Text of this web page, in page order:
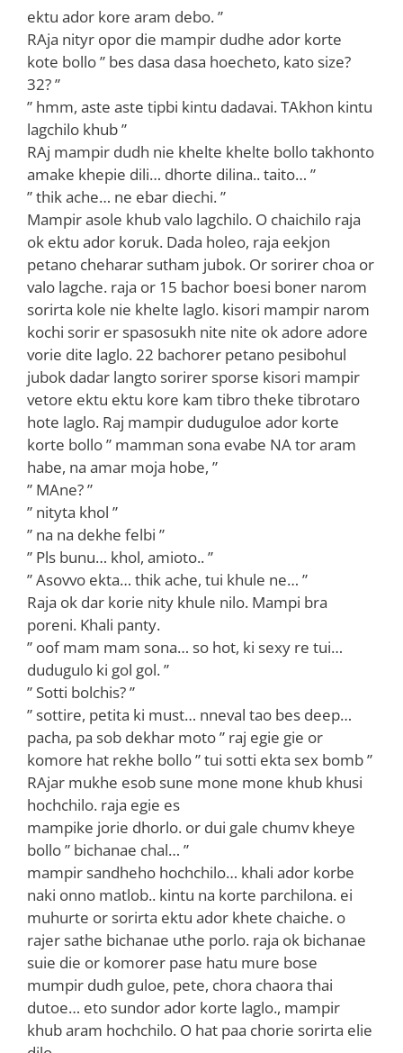
ektu ador kore aram debo. ”
RAja nityr opor die mampir dudhe ador korte
kote bollo ” bes dasa dasa hoecheto, kato size?
32? ”
” hmm, aste aste tipbi kintu dadavai. TAkhon kintu
lagchilo khub ”
RAj mampir dudh nie khelte khelte bollo takhonto
amake khepie dili… dhorte dilina.. taito… ”
” thik ache… ne ebar diechi. ”
Mampir asole khub valo lagchilo. O chaichilo raja
ok ektu ador koruk. Dada holeo, raja eekjon
petano cheharar sutham jubok. Or sorirer choa or
valo lagche. raja or 15 bachor boesi boner narom
sorirta kole nie khelte laglo. kisori mampir narom
kochi sorir er spasosukh nite nite ok adore adore
vorie dite laglo. 22 bachorer petano pesibohul
jubok dadar langto sorirer sporse kisori mampir
vetore ektu ektu kore kam tibro theke tibrotaro
hote laglo. Raj mampir duduguloe ador korte
korte bollo ” mamman sona evabe NA tor aram
habe, na amar moja hobe, ”
” MAne? ”
” nityta khol ”
” na na dekhe felbi ”
” Pls bunu… khol, amioto.. ”
” Asovvo ekta… thik ache, tui khule ne… ”
Raja ok dar korie nity khule nilo. Mampi bra
poreni. Khali panty.
” oof mam mam sona… so hot, ki sexy re tui…
dudugulo ki gol gol. ”
” Sotti bolchis? ”
” sottire, petita ki must… nneval tao bes deep…
pacha, pa sob dekhar moto ” raj egie gie or
komore hat rekhe bollo ” tui sotti ekta sex bomb ”
RAjar mukhe esob sune mone mone khub khusi
hochchilo. raja egie es
mampike jorie dhorlo. or dui gale chumv kheye
bollo ” bichanae chal… ”
mampir sandheho hochchilo… khali ador korbe
naki onno matlob.. kintu na korte parchilona. ei
muhurte or sorirta ektu ador khete chaiche. o
rajer sathe bichanae uthe porlo. raja ok bichanae
suie die or komorer pase hatu mure bose
mumpir dudh guloe, pete, chora chaora thai
dutoe… eto sundor ador korte laglo., mampir
khub aram hochchilo. O hat paa chorie sorirta elie